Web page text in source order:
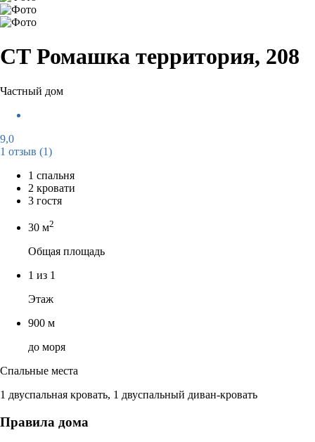
СТ Ромашка территория, 208
Частный дом
9,0
1 отзыв (1)
1 спальня
2 кровати
3 гостя
30 м2
Общая площадь
1 из 1
Этаж
900 м
до моря
Спальные места
1 двуспальная кровать, 1 двуспальный диван-кровать
Правила дома